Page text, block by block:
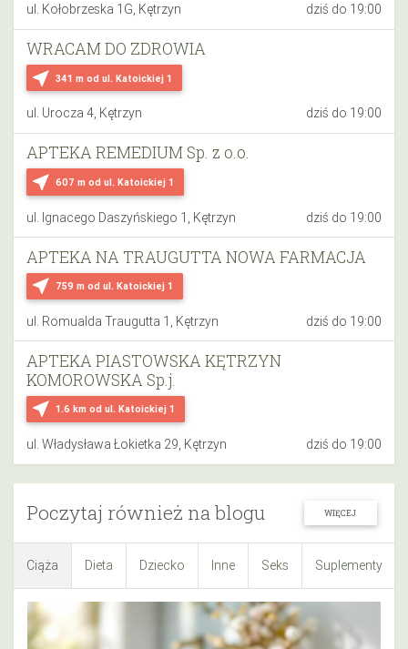
ul. Kołobrzeska 1G, Kętrzyn dziś do 19:00
near_me 341 m od ul. Katoickiej 1
WRACAM DO ZDROWIA
ul. Urocza 4, Kętrzyn dziś do 19:00
near_me 607 m od ul. Katoickiej 1
APTEKA REMEDIUM Sp. z o.o.
ul. Ignacego Daszyńskiego 1, Kętrzyn dziś do 19:00
near_me 759 m od ul. Katoickiej 1
APTEKA NA TRAUGUTTA NOWA FARMACJA
ul. Romualda Traugutta 1, Kętrzyn dziś do 19:00
near_me 1.6 km od ul. Katoickiej 1
APTEKA PIASTOWSKA KĘTRZYN
KOMOROWSKA Sp.j.
ul. Władysława Łokietka 29, Kętrzyn dziś do 19:00
Poczytaj również na blogu WIĘCEJ
Ciąża Dieta Dziecko Inne Seks Suplementy